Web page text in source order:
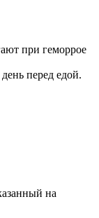
при геморрое
перед едой.
на